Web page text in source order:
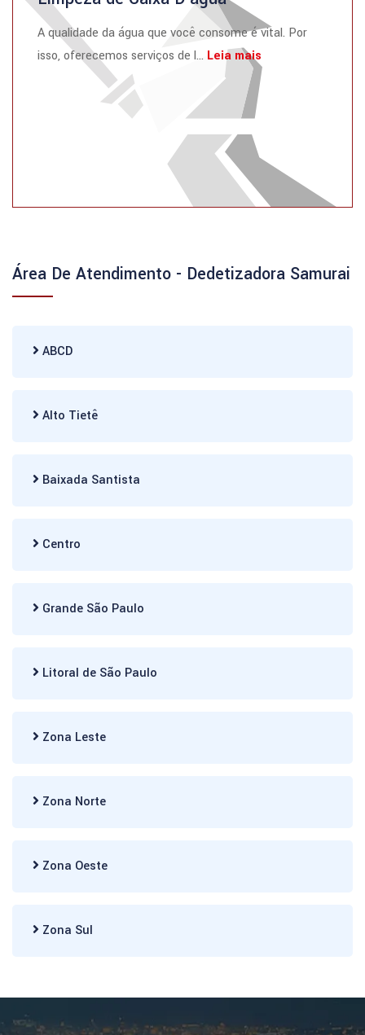
A qualidade da água que você consome é vital. Por
isso, oferecemos serviços de l... Leia mais
Área De Atendimento - Dedetizadora Samurai
ABCD
Alto Tietê
Baixada Santista
Centro
Grande São Paulo
Litoral de São Paulo
Zona Leste
Zona Norte
Zona Oeste
Zona Sul